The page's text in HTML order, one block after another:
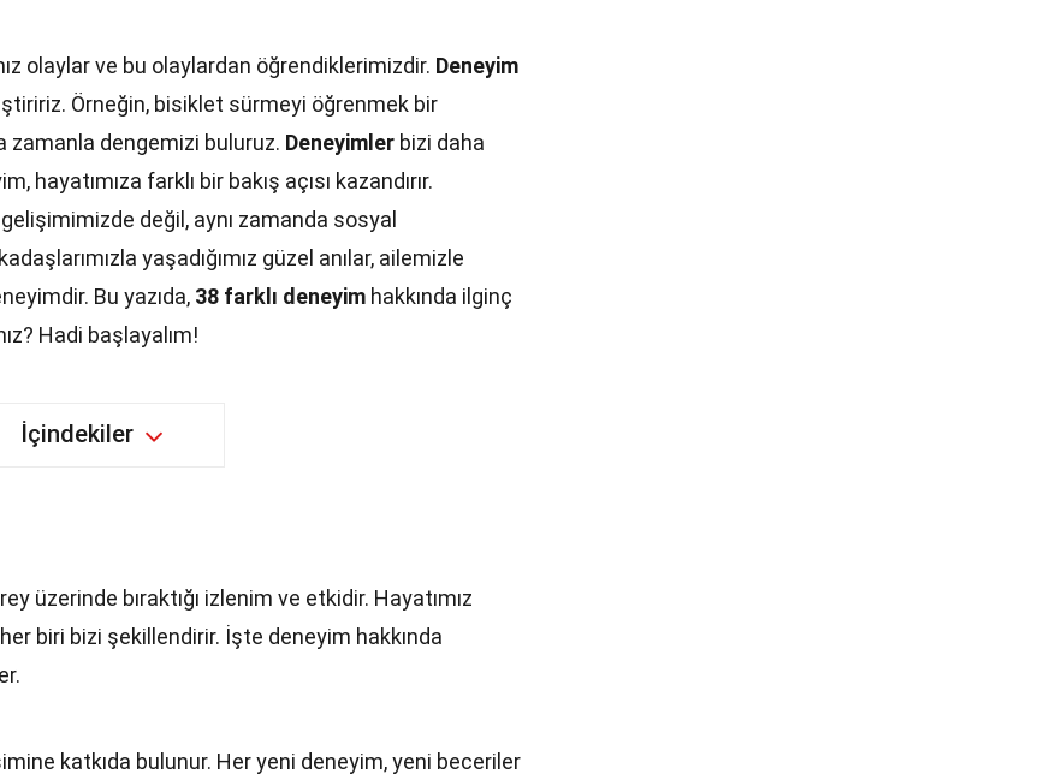
olaylar ve bu olaylardan öğrendiklerimizdir. Deneyim
Örneğin, bisiklet sürmeyi öğrenmek bir
zamanla dengemizi buluruz. Deneyimler bizi daha
hayatımıza farklı bir bakış açısı kazandırır.
değil, aynı zamanda sosyal
yaşadığımız güzel anılar, ailemizle
Bu yazıda, 38 farklı deneyim hakkında ilginç
Hadi başlayalım!
İçindekiler
üzerinde bıraktığı izlenim ve etkidir. Hayatımız
biri bizi şekillendirir. İşte deneyim hakkında
katkıda bulunur. Her yeni deneyim, yeni beceriler